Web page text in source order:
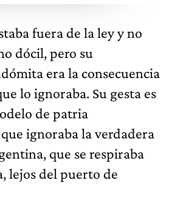
fuera de la ley y no
dócil, pero su
era la consecuencia
lo ignoraba. Su gesta es
de patria
ignoraba la verdadera
que se respiraba
lejos del puerto de